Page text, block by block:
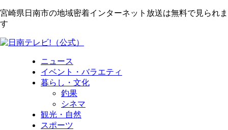
宮崎県日南市の地域密着インターネット放送は無料で見られま
す
ニュース
イベント・バラエティ
暮らし・文化
釣果
シネマ
観光・自然
スポーツ